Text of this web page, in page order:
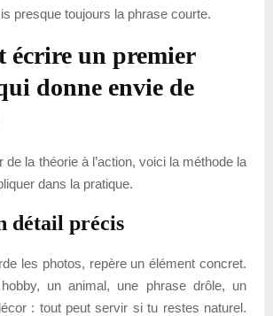
presque toujours la phrase courte.
écrire un premier
donne envie de
de la théorie à l’action, voici la méthode la
dans la pratique.
détail précis
les photos, repère un élément concret.
un animal, une phrase drôle, un
: tout peut servir si tu restes naturel.